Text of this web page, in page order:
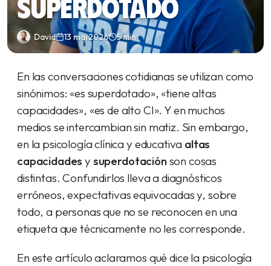
David 13 mai 2026 5 min
En las conversaciones cotidianas se utilizan como
sinónimos: «es superdotado», «tiene altas
capacidades», «es de alto CI». Y en muchos
medios se intercambian sin matiz. Sin embargo,
en la psicología clínica y educativa altas
capacidades y superdotaciónson cosas
distintas. Confundirlos lleva a diagnósticos
erróneos, expectativas equivocadas y, sobre
todo, a personas que no se reconocen en una
etiqueta que técnicamente no les corresponde.
En este artículo aclaramos qué dice la psicología